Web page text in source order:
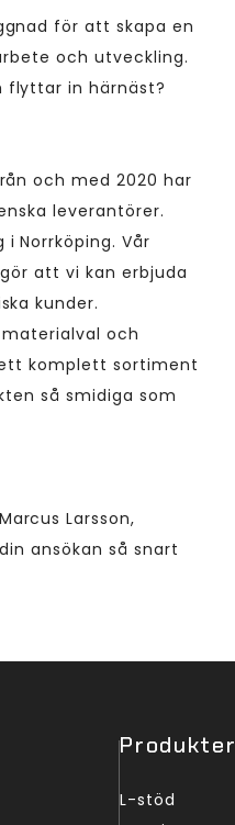
för att skapa en
och utveckling.
flyttar in härnäst?
och med 2020 har
leverantörer.
Norrköping. Vår
gör att vi kan erbjuda
kunder.
och
komplett sortiment
så smidiga som
Larsson,
ansökan så snart
Produkter
L-stöd